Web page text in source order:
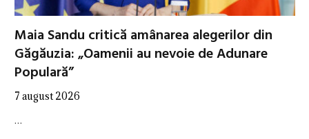
Maia Sandu critică amânarea alegerilor din
Găgăuzia: „Oamenii au nevoie de Adunare
Populară”
7 august 2026
…